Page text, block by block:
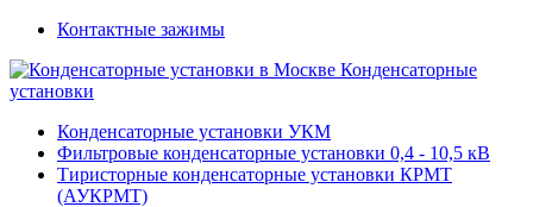
Контактные зажимы
Конденсаторные
установки
Конденсаторные установки УКМ
Фильтровые конденсаторные установки 0,4 - 10,5 кВ
Тиристорные конденсаторные установки КРМТ
(АУКРМТ)